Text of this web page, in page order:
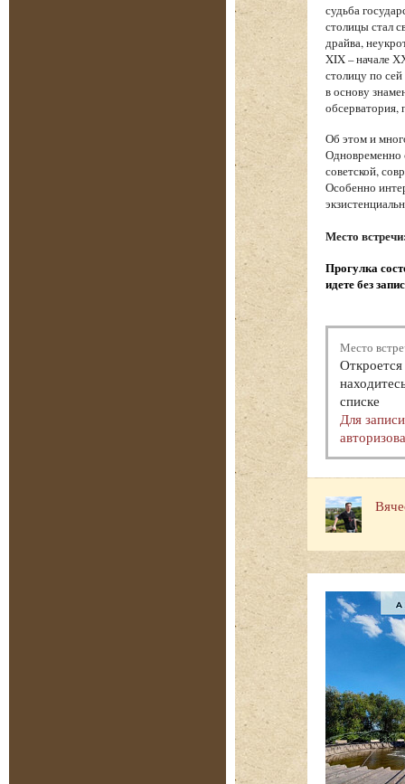
судьба
столицы стал
драйва,
XIX – начале
столицу по
в основу
обсерватория,
Об этом и
Одновременно
советской,
Особенно
Место
Прогулка
идете без
Место
списке
Для